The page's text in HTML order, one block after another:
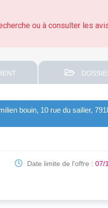
ou à consulter les
bouin, 10 rue du sailier,
Date limite de l'offre : 07/